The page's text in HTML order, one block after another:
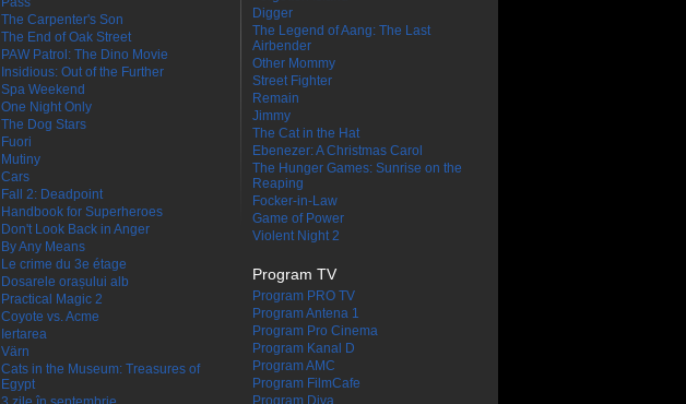
The Carpenter's Son
The End of Oak Street
PAW Patrol: The Dino Movie
Insidious: Out of the Further
Spa Weekend
One Night Only
The Dog Stars
Fuori
Mutiny
Cars
Fall 2: Deadpoint
Handbook for Superheroes
Don't Look Back in Anger
By Any Means
Le crime du 3e étage
Dosarele orașului alb
Practical Magic 2
Coyote vs. Acme
Iertarea
Värn
Cats in the Museum: Treasures of
Egypt
Digger
The Legend of Aang: The Last
Airbender
Other Mommy
Street Fighter
Remain
Jimmy
The Cat in the Hat
Ebenezer: A Christmas Carol
The Hunger Games: Sunrise on the
Reaping
Focker-in-Law
Game of Power
Violent Night 2
Program TV
Program PRO TV
Program Antena 1
Program Pro Cinema
Program Kanal D
Program AMC
Program FilmCafe
Program Diva